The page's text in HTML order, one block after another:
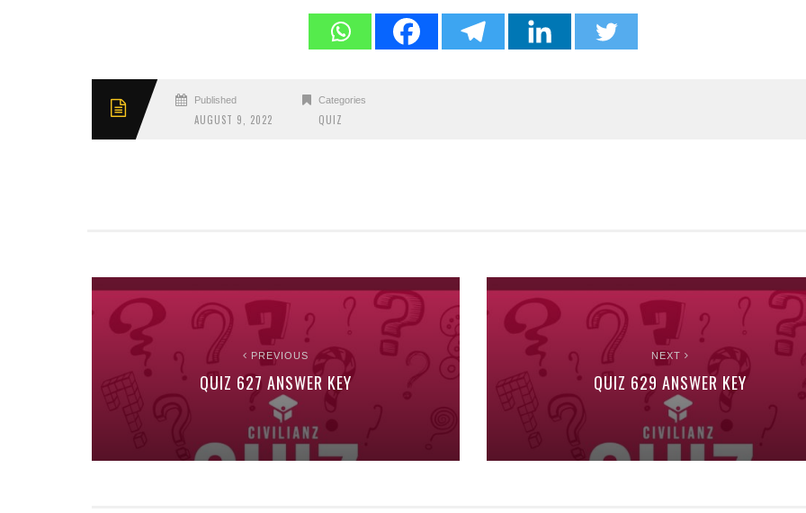
Published
AUGUST 9, 2022
Categories
QUIZ
PREVIOUS
QUIZ 627 ANSWER KEY
NEXT
QUIZ 629 ANSWER KEY